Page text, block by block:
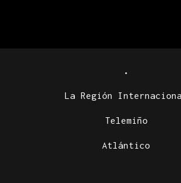
.
La Región
Telemiño
Atlántico